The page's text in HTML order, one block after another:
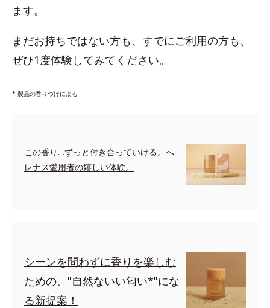
ます。
まだお持ちではない方も、すでにご利用の方も、
ぜひ1度体験してみてください。
* 製品の香りづけによる
この香り…ずっと付き合っていける。へ
レナス愛用者の嬉しい体験。
シーンを問わずに香りを楽しむ
ための、"自然ないい匂い*"にな
る新提案！